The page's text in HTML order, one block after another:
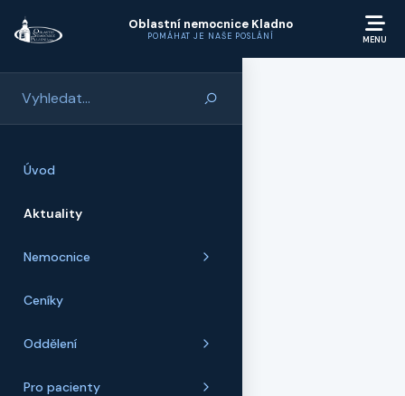
Oblastní nemocnice Kladno
POMÁHAT JE NAŠE POSLÁNÍ
Úvod
Aktuality
Nemocnice
Ceníky
Oddělení
Pro pacienty